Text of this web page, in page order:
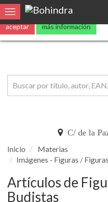
Toggle navigation
C/ de la
Artículos de
Budistas